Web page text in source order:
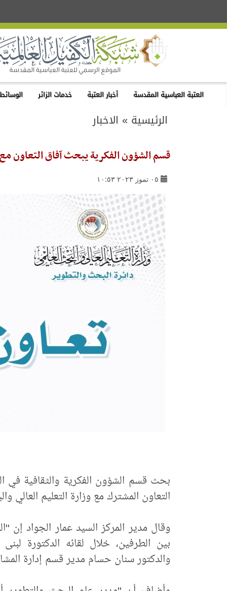
العتبة العباسية المقدسة أخبار العتبة خدمات الزائر
الرئيسية » الاخبار
قسم الشؤون الفكرية يبحث آفاق التعاون مع
٠٥ تموز ٢٠٢٣ ١٠:٥٣
بحث قسم الشؤون الفكرية والثقافية في
التعاون المشترك مع وزارة التعليم العالي
وقال مدير المركز السيد عمار الجواد إن
بين الطرفين، خلال لقائه الدكتورة
والدكتور سنان حسام مدير قسم إدارة